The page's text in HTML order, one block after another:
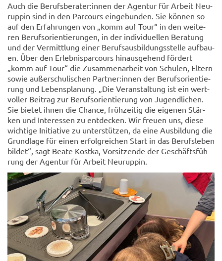
Auch die Be­rufs­be­ra­ter:innen der Agen­tur für Ar­beit Neu­
rup­pin sind in den Par­cours ein­ge­bun­den. Sie kön­nen so
auf den Er­fah­run­gen von „komm auf Tour“ in den wei­te­
ren Be­rufs­ori­en­tie­run­gen, in der in­di­vi­du­el­len Be­ra­tung
und der Ver­mitt­lung einer Be­rufs­aus­bil­dungs­stel­le auf­bau­
en. Über den Er­leb­nis­par­cours hin­aus­ge­hend för­dert
„komm auf Tour“ die Zu­sam­men­ar­beit von Schu­len, El­tern
sowie au­ßer­schu­li­schen Part­ner:innen der Be­rufs­ori­en­tie­
rung und Le­bens­pla­nung. „Die Ver­an­stal­tung ist ein wert­
vol­ler Bei­trag zur Be­rufs­ori­en­tie­rung von Ju­gend­li­chen.
Sie bie­tet ihnen die Chan­ce, früh­zei­tig die ei­ge­nen Stär­
ken und In­ter­es­sen zu ent­de­cken. Wir freu­en uns, diese
wich­ti­ge In­itia­ti­ve zu un­ter­stüt­zen, da eine Aus­bil­dung die
Grund­la­ge für einen er­folg­rei­chen Start in das Be­rufs­le­ben
bil­det“, sagt Beate Kost­ka, Vor­sit­zen­de der Ge­schäfts­füh­
rung der Agen­tur für Ar­beit Neu­rup­pin.